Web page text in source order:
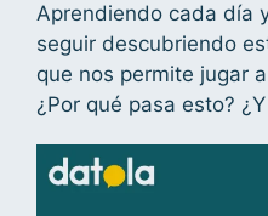
Aprendiendo cada día
seguir descubriendo
que nos permite jugar
¿Por qué pasa esto?